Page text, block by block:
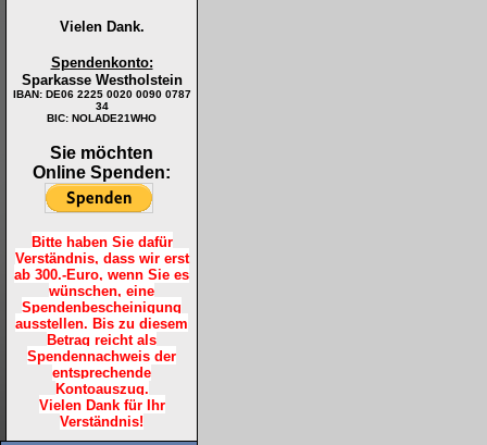
Vielen Dank.
Spendenkonto:
Sparkasse Westholstein
IBAN: DE06 2225 0020 0090 0787
34
BIC: NOLADE21WHO
Sie möchten
Online Spenden:
Bitte haben Sie dafür
Verständnis, dass wir erst
ab 300.-Euro, wenn Sie es
wünschen, eine
Spendenbescheinigung
ausstellen. Bis zu diesem
Betrag reicht als
Spendennachweis der
entsprechende
Kontoauszug.
Vielen Dank für Ihr
Verständnis!